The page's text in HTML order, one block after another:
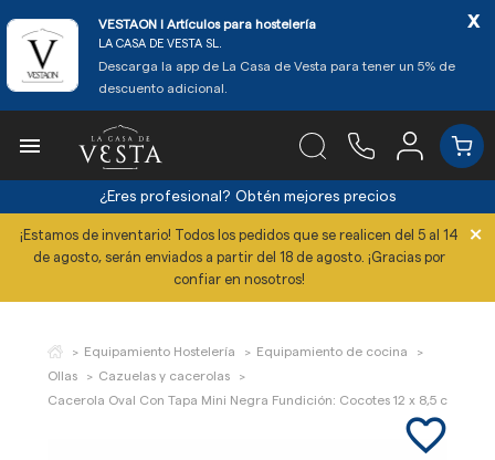
VESTAON l Artículos para hostelería
LA CASA DE VESTA SL.
Descarga la app de La Casa de Vesta para tener un 5% de
descuento adicional.
x

¿Eres profesional? Obtén mejores precios
¡Estamos de inventario! Todos los pedidos que se realicen del 5 al 14
de agosto, serán enviados a partir del 18 de agosto. ¡Gracias por
confiar en nosotros!
×
Equipamiento Hostelería
Equipamiento de cocina
Ollas
Cazuelas y cacerolas
Cacerola Oval Con Tapa Mini Negra Fundición: Cocotes 12 x 8,5 cm
favorite_border